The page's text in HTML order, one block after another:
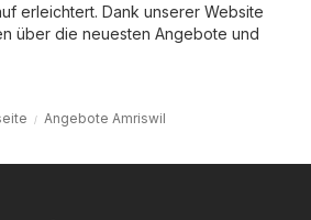
erleichtert. Dank unserer Website
über die neuesten Angebote und
Angebote Amriswil